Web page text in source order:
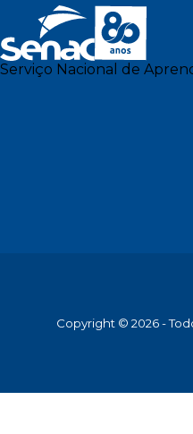
Serviço Nacional de
Copyright © 2026 -